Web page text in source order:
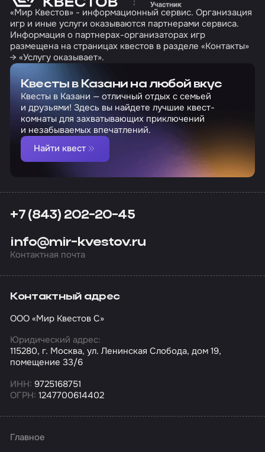
«Мир Квестов» - информационный сервис. Организация
игр и иные услуги оказываются партнерами сервиса.
Информация о партнерах-организаторах игр
размещена на страницах квестов в разделе «Контакты»
→ «Услугу оказывает».
Квесты в Казани на любой вкус
Квесты в Казани — отличный отдых с семьей
и друзьями! Здесь вы найдете лучшие квест-
комнаты для захватывающих приключений
и незабываемых впечатлений.
Найти квест
+7 (843) 202-20-45
info@mir-kvestov.ru
Контактная почта
Контактный адрес
ООО «Мир Квестов С»
Юридический адрес:
115280, г. Москва, ул. Ленинская Слобода, дом 19,
помещение 33/6
ИНН: 9725168751
ОГРН: 1247700614402
Главное